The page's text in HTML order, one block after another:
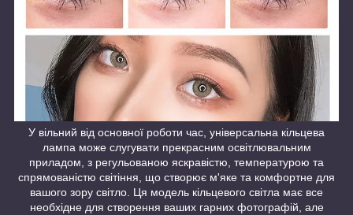
У вільний від основної роботи час, універсальна кільцева
лампа може слугувати прекрасним освітлювальним
приладом, з регульованою яскравістю, температурою та
спрямованістю світіння, що створює м'яке та комфортне для
вашого зору світло. Ця модель кільцевого світла має все
необхідне для створення ваших гарних фотографій, але